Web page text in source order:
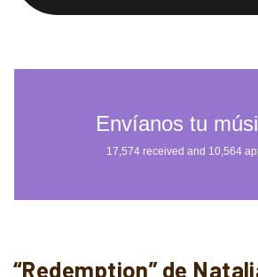
“Redemption” de